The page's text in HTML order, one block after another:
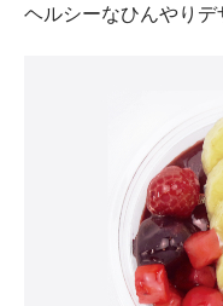
ヘルシーなひんやりデ